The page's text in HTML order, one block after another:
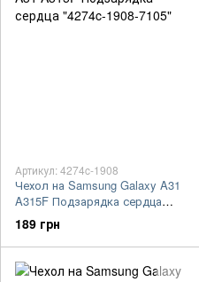
Артикул: 4274c-1908
Чехол на Samsung Galaxy A31
A315F Подзарядка сердца
"4274c-1908-7105"
189 грн